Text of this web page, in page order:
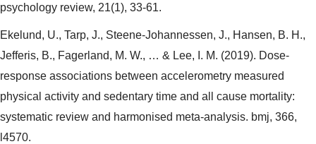
psychology review, 21(1), 33-61.
Ekelund, U., Tarp, J., Steene-Johannessen, J., Hansen, B. H.,
Jefferis, B., Fagerland, M. W., … & Lee, I. M. (2019). Dose-
response associations between accelerometry measured
physical activity and sedentary time and all cause mortality:
systematic review and harmonised meta-analysis. bmj, 366,
l4570.